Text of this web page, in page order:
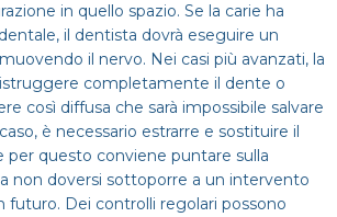
in quello spazio. Se la carie ha
il dentista dovrà eseguire un
il nervo. Nei casi più avanzati, la
completamente il dente o
così diffusa che sarà impossibile salvare
è necessario estrarre e sostituire il
per questo conviene puntare sulla
non doversi sottoporre a un intervento
futuro. Dei controlli regolari possono